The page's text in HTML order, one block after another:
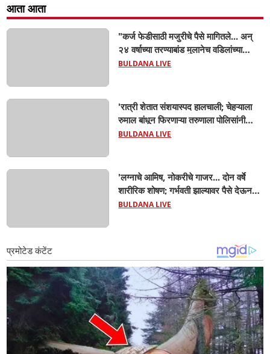
आता आता
"कर्ज फेडीसाठी मजुरीचे पैसे मागितले... अन्
२४ वर्षाच्या तरण्याबांड मुलानेच वडिलांच्या
डोक्यात घातला दगड! जळगाव जामोद
BULDANA LIVE
'रात्री शेतात संशयास्पद हालचाली; चेहऱ्याला
रुमाल बांधून फिरणाऱ्या तरुणाला पोलिसांनी
रंगेहात पकडलं! जळगाव जामोदमध्ये खळबळ'
BULDANA LIVE
'लग्नाचे आमिष, नोकरीचे गाजर... दोन वर्षे
शारीरिक शोषण; गर्भवती झाल्यावर पैसे देऊन
सेटलमेंट करण्याचा प्रयत्न; जीवे मारण्याची
BULDANA LIVE